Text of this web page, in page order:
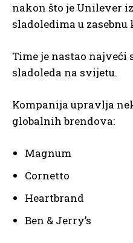
nakon što je Unilever
sladoledima u
Time je nastao
sladoleda na svijetu.
Kompanija upravlja
globalnih brendova:
Magnum
Cornetto
Heartbrand
Ben & Jerry’s